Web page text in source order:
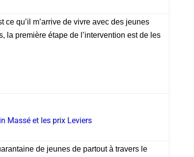
qu’il m’arrive de vivre avec des jeunes
la première étape de l’intervention est de les
Massé et les prix Leviers
de jeunes de partout à travers le